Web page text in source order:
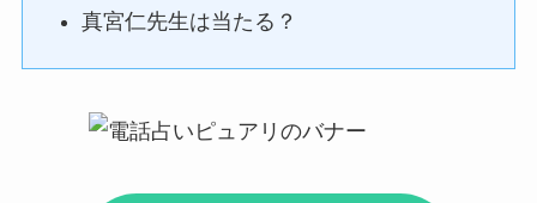
真宮仁先生は当たる？